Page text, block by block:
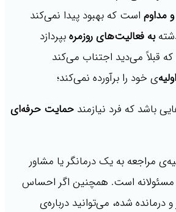
مداوم است که بهبود پیدا نمی‌کند
به فعالیت‌های روزمرهبپردازد
قبلاً می‌دید اجتناب می‌کند
‌ی خود را برآورده نمی‌کند؛
باشد که فرد نیازمند حمایت حرفه‌ای
مراجعه به یک درمانگر یا مشاور
مسئولانه است. همچنین اگر احساس
درمانده شده، می‌توانید درباره‌ی